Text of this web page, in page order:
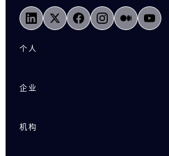
个人
企业
机构